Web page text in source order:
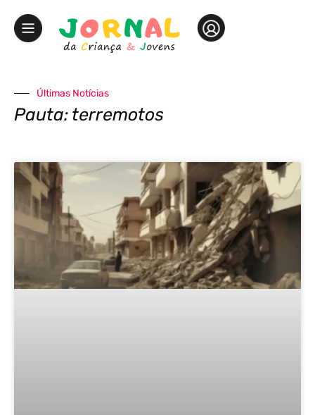
Últimas Notícias
Pauta: terremotos